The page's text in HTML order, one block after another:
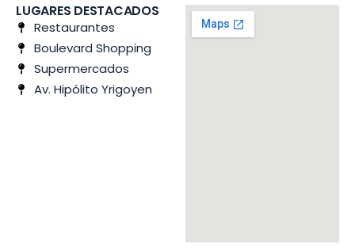
LUGARES DESTACADOS
Restaurantes
Boulevard Shopping
Supermercados
Av. Hipólito Yrigoyen